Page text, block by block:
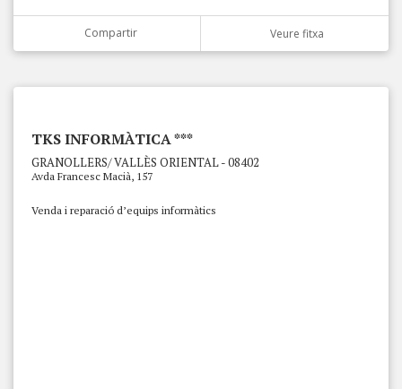
Compartir Veure fitxa
TKS INFORMÀTICA ***
GRANOLLERS/ VALLÈS ORIENTAL - 08402
Avda Francesc Macià, 157
Venda i reparació d’equips informàtics